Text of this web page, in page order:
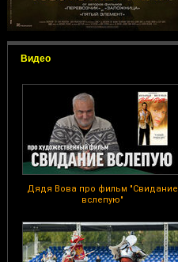
Видео
Дядя Вова про фильм "Свидание
вслепую"